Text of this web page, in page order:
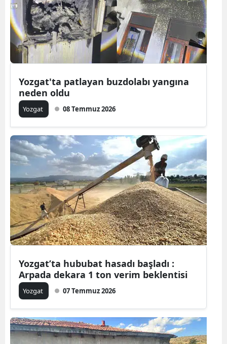
Yozgat'ta patlayan buzdolabı yangına
neden oldu
Yozgat 08 Temmuz 2026
Yozgat’ta hububat hasadı başladı :
Arpada dekara 1 ton verim beklentisi
Yozgat 07 Temmuz 2026